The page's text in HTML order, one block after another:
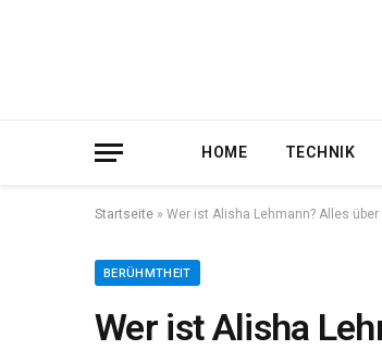
HOME TECHNIK
Startseite » Wer ist Alisha Lehmann? Alles
BERÜHMTHEIT
Wer ist Alisha